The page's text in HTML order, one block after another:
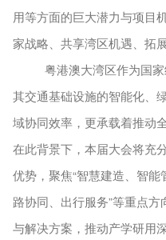
用等方面的巨大潜力与项目
家战略、共享湾区机遇、拓
粤港澳大湾区作为国
其交通基础设施的智能化、
域协同效率，更承载着推动
在此背景下，本届大会将充
优势，聚焦“智慧建造、智能
路协同、出行服务”等重点
与解决方案，推动产学研用